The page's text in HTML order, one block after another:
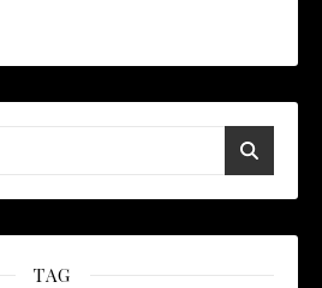
TAG